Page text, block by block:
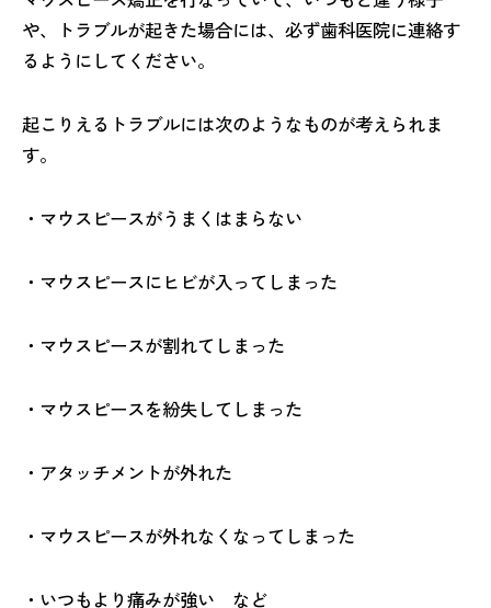
や、トラブルが起きた場合には、必ず歯科医院に連絡す
るようにしてください。
起こりえるトラブルには次のようなものが考えられま
す。
・マウスピースがうまくはまらない
・マウスピースにヒビが入ってしまった
・マウスピースが割れてしまった
・マウスピースを紛失してしまった
・アタッチメントが外れた
・マウスピースが外れなくなってしまった
・いつもより痛みが強い など